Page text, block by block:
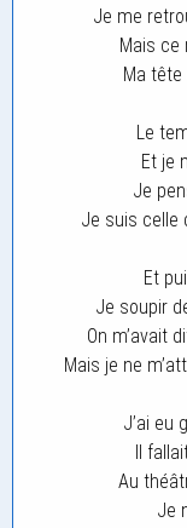
Je me
Mais ce
Ma
Le
Et je
Je
Je suis celle
Et
Je soupir
On m’avait
Mais je ne
J’ai eu
Il
Au
Je